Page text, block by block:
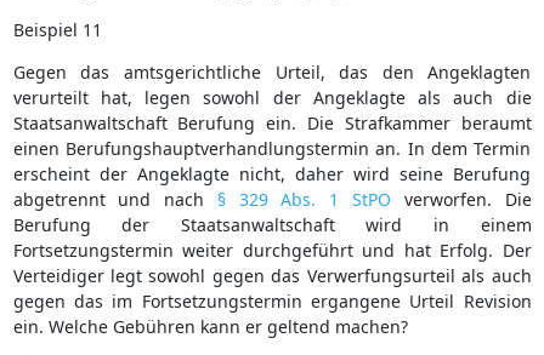
Beispiel 11
Gegen das amtsgerichtliche Urteil, das den Angeklagten
verurteilt hat, legen sowohl der Angeklagte als auch die
Staatsanwaltschaft Berufung ein. Die Strafkammer beraumt
einen Berufungshauptverhandlungstermin an. In dem Termin
erscheint der Angeklagte nicht, daher wird seine Berufung
abgetrennt und nach § 329 Abs. 1 StPO verworfen. Die
Berufung der Staatsanwaltschaft wird in einem
Fortsetzungstermin weiter durchgeführt und hat Erfolg. Der
Verteidiger legt sowohl gegen das Verwerfungsurteil als auch
gegen das im Fortsetzungstermin ergangene Urteil Revision
ein. Welche Gebühren kann er geltend machen?